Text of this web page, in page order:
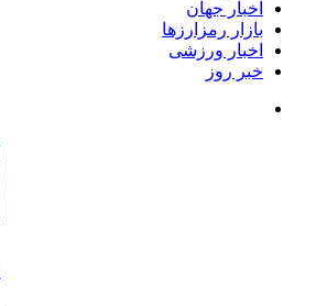
اخبار جهان
بازار رمزارزها
اخبار ورزشی
خبر روز